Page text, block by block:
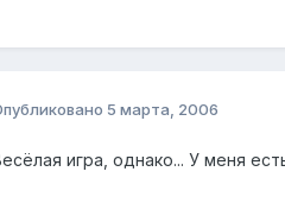
5 марта, 2006
игра, однако... У меня